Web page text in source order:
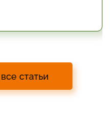
статьи